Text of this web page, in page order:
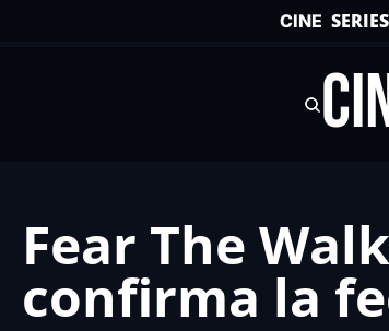
CINE SERIES
Fear The
confirma la